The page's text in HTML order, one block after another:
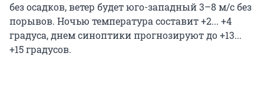
без осадков, ветер будет юго-западный 3–8 м/с без
порывов. Ночью температура составит +2... +4
градуса, днем синоптики прогнозируют до +13...
+15 градусов.